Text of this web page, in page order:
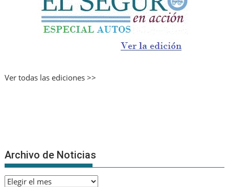
Ver todas las ediciones >>
Archivo de Noticias
Archivo